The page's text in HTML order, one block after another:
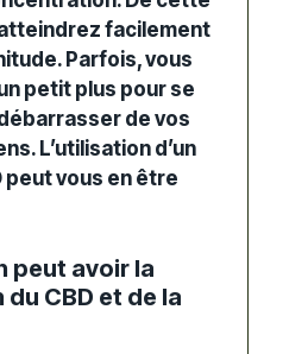
facilement
Parfois, vous
petit plus pour se
de vos
L’utilisation d’un
peut vous en être
peut avoir la
CBD et de la